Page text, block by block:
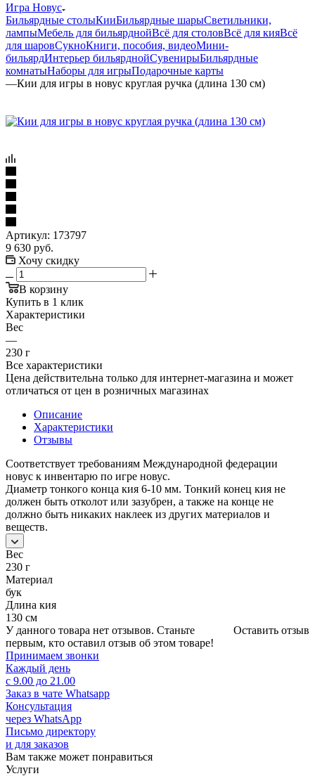
Игра Новус
Бильярдные столыКииБильярдные шарыСветильники,
лампыМебель для бильярднойВсё для столовВсё для кияВсё
для шаровСукноКниги, пособия, видеоМини-
бильярдИнтерьер бильярднойСувенирыБильярдные
комнатыНаборы для игрыПодарочные карты
—Кии для игры в новус круглая ручка (длина 130 см)
Артикул: 173797
9 630 руб.
Хочу скидку
В корзину
Купить в 1 клик
Характеристики
Вес
—
230 г
Все характеристики
Цена действительна только для интернет-магазина и может
отличаться от цен в розничных магазинах
Описание
Характеристики
Отзывы
Соответствует требованиям Международной федерации
новус к инвентарю по игре новус.
Диаметр тонкого конца кия 6-10 мм. Тонкий конец кия не
должен быть отколот или зазубрен, а также на конце не
должно быть никаких наклеек из других материалов и
веществ.
Вес
230 г
Материал
бук
Длина кия
130 см
Оставить отзыв
У данного товара нет отзывов. Станьте
первым, кто оставил отзыв об этом товаре!
Принимаем звонки
Каждый день
с 9.00 до 21.00
Заказ в чате Whatsapp
Консультация
через WhatsApp
Письмо директору
и для заказов
Вам также может понравиться
Услуги